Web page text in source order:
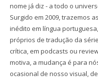
nome já diz - a todo o
Surgido em 2009, trazemos
inédito em língua
próprios de tradução da
crítica, em podcasts ou
motiva, a mudança é para
ocasional de nosso visual,